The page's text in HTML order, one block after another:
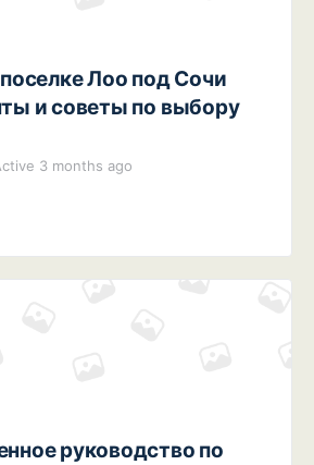
Лоо под Сочи
и советы по выбору
3 months ago
руководство по